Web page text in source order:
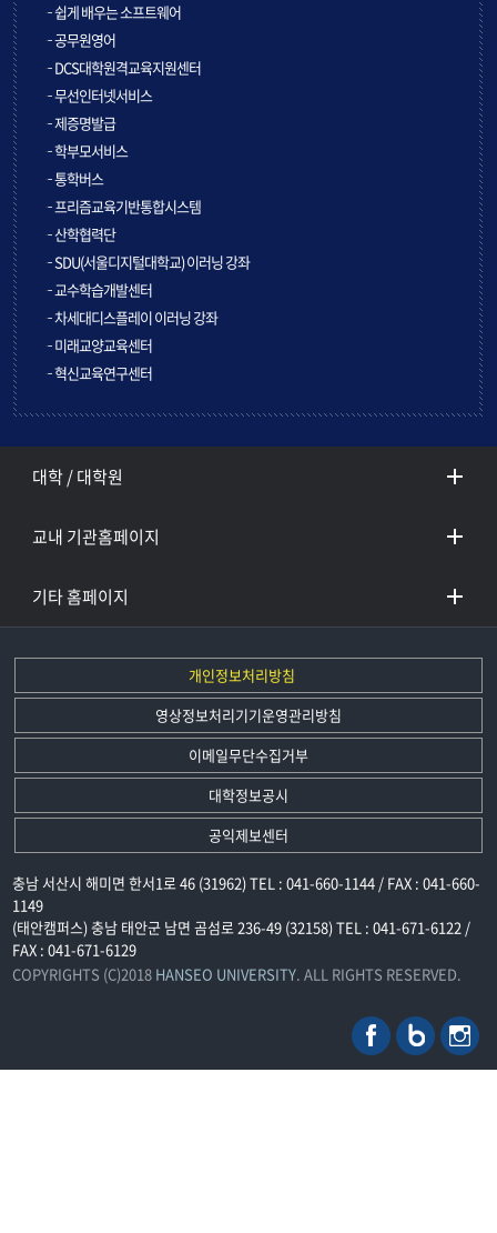
쉽게 배우는 소프트웨어
공무원영어
DCS대학원격교육지원센터
무선인터넷서비스
제증명발급
학부모서비스
통학버스
프리즘교육기반통합시스템
산학협력단
SDU(서울디지털대학교) 이러닝 강좌
교수학습개발센터
차세대디스플레이 이러닝 강좌
미래교양교육센터
혁신교육연구센터
대학 / 대학원
교내 기관홈페이지
기타 홈페이지
개인정보처리방침
영상정보처리기기운영관리방침
이메일무단수집거부
대학정보공시
공익제보센터
충남 서산시 해미면 한서1로 46 (31962) TEL : 041-660-1144 / FAX : 041-660-
1149
(태안캠퍼스) 충남 태안군 남면 곰섬로 236-49 (32158) TEL : 041-671-6122 /
FAX : 041-671-6129
COPYRIGHTS (C)2018 HANSEO UNIVERSITY. ALL RIGHTS RESERVED.